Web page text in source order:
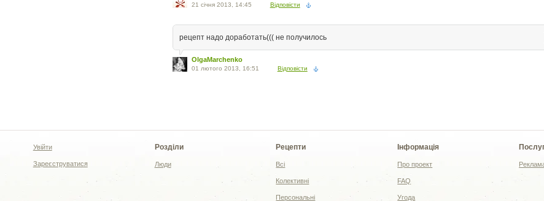
21 січня 2013, 14:45 Відповісти
рецепт надо доработать((( не получилось
OlgaMarchenko
01 лютого 2013, 16:51 Відповісти
Увійти
Зареєструватися
Розділи
Люди
Рецепти
Всі
Колективні
Персональні
Інформація
Про проект
FAQ
Угода